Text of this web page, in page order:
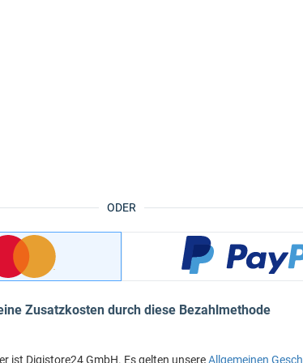
ODER
Zusatzkosten durch diese Bezahlmethode
ist Digistore24 GmbH. Es gelten unsereAllgemeinen